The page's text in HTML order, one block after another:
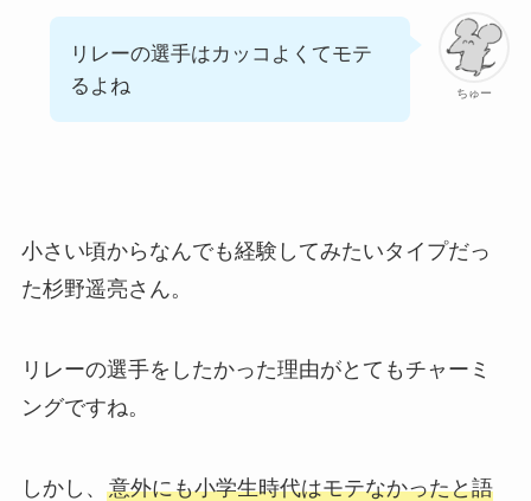
ちゅー
リレーの選手はカッコよくてモテ
るよね
小さい頃からなんでも経験してみたいタイプだっ
た杉野遥亮さん。
リレーの選手をしたかった理由がとてもチャーミ
ングですね。
しかし、 意外にも小学生時代はモテなかったと語